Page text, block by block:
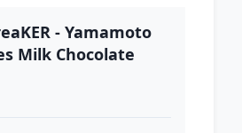
- Yamamoto
Milk Chocolate